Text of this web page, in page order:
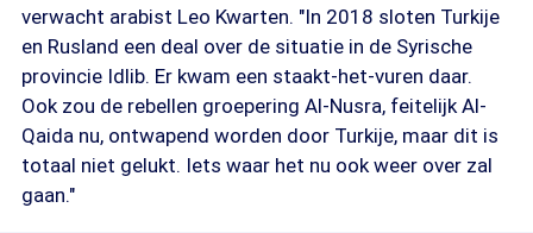
verwacht arabist Leo Kwarten. "In 2018 sloten Turkije
en Rusland een deal over de situatie in de Syrische
provincie Idlib. Er kwam een staakt-het-vuren daar.
Ook zou de rebellen groepering Al-Nusra, feitelijk Al-
Qaida nu, ontwapend worden door Turkije, maar dit is
totaal niet gelukt. Iets waar het nu ook weer over zal
gaan."